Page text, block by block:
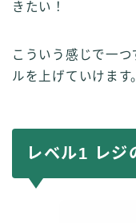
きたい！
こういう感じで一
ルを上げていけます
レベル1 レジ